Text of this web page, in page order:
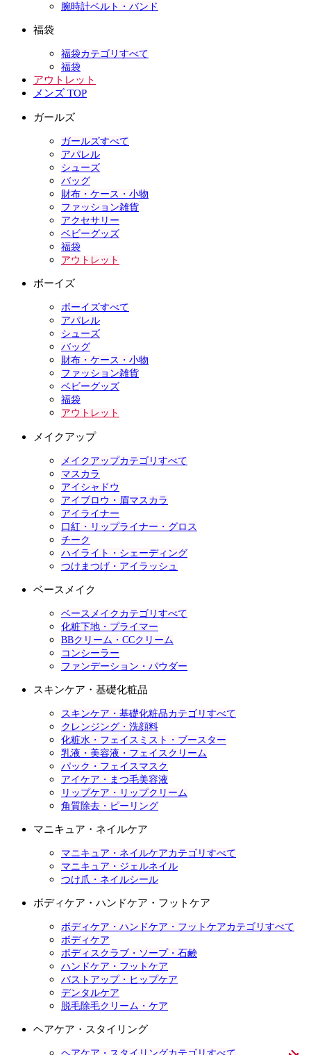
腕時計ベルト・バンド
福袋
福袋カテゴリすべて
福袋
アウトレット
メンズ TOP
ガールズ
ガールズすべて
アパレル
シューズ
バッグ
財布・ケース・小物
ファッション雑貨
アクセサリー
ベビーグッズ
福袋
アウトレット
ボーイズ
ボーイズすべて
アパレル
シューズ
バッグ
財布・ケース・小物
ファッション雑貨
ベビーグッズ
福袋
アウトレット
メイクアップ
メイクアップカテゴリすべて
マスカラ
アイシャドウ
アイブロウ・眉マスカラ
アイライナー
口紅・リップライナー・グロス
チーク
ハイライト・シェーディング
つけまつげ・アイラッシュ
ベースメイク
ベースメイクカテゴリすべて
化粧下地・プライマー
BBクリーム・CCクリーム
コンシーラー
ファンデーション・パウダー
スキンケア・基礎化粧品
スキンケア・基礎化粧品カテゴリすべて
クレンジング・洗顔料
化粧水・フェイスミスト・ブースター
乳液・美容液・フェイスクリーム
パック・フェイスマスク
アイケア・まつ毛美容液
リップケア・リップクリーム
角質除去・ピーリング
マニキュア・ネイルケア
マニキュア・ネイルケアカテゴリすべて
マニキュア・ジェルネイル
つけ爪・ネイルシール
ボディケア・ハンドケア・フットケア
ボディケア・ハンドケア・フットケアカテゴリすべて
ボディケア
ボディスクラブ・ソープ・石鹸
ハンドケア・フットケア
バストアップ・ヒップケア
デンタルケア
脱毛除毛クリーム・ケア
ヘアケア・スタイリング